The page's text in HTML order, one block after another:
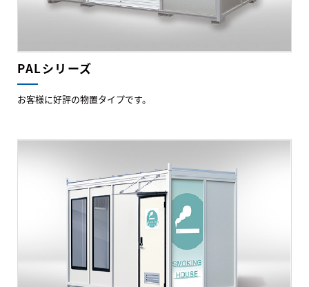
PALシリーズ
お客様に好評の物置タイプです。